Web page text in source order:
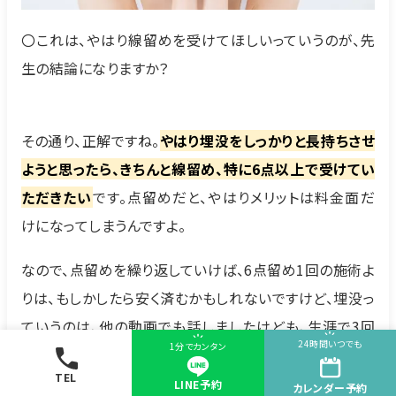
TEL
1分でカンタン
LINE予約
24時間いつでも
カレンダー予約
〇これは、やはり線留めを受けてほしいっていうのが、先
生の結論になりますか？
その通り、正解ですね。やはり埋没をしっかりと長持ちさせ
ようと思ったら、きちんと線留め、特に6点以上で受けてい
ただきたいです。点留めだと、やはりメリットは料金面だ
けになってしまうんですよ。
なので、点留めを繰り返していけば、6点留め1回の施術よ
りは、もしかしたら安く済むかもしれないですけど、埋没っ
ていうのは、他の動画でも話しましたけども、生涯で3回
が限度になります。